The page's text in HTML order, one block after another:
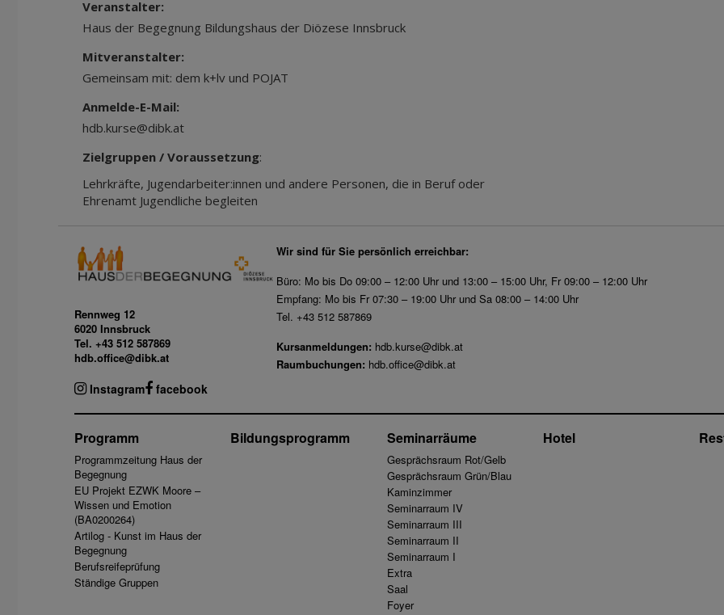
Veranstalter:
Haus der Begegnung Bildungshaus der Diözese Innsbruck
Mitveranstalter:
Gemeinsam mit: dem k+lv und POJAT
Anmelde-E-Mail:
hdb.kurse@dibk.at
Zielgruppen / Voraussetzung:
Lehrkräfte, Jugendarbeiter:innen und andere Personen, die in Beruf oder
Ehrenamt Jugendliche begleiten
Rennweg 12
6020 Innsbruck
Tel. +43 512 587869
hdb.office@dibk.at
Instagram facebook
Wir sind für Sie persönlich erreichbar:
Büro: Mo bis Do 09:00 – 12:00 Uhr und 13:00 – 15:00 Uhr, Fr 09:00 – 12:00 Uhr
Empfang: Mo bis Fr 07:30 – 19:00 Uhr und Sa 08:00 – 14:00 Uhr
Tel. +43 512 587869
Kursanmeldungen: hdb.kurse@dibk.at
Raumbuchungen: hdb.office@dibk.at
Programm
Programmzeitung Haus der
Begegnung
EU Projekt EZWK Moore –
Wissen und Emotion
(BA0200264)
Artilog - Kunst im Haus der
Begegnung
Berufsreifeprüfung
Ständige Gruppen
Bildungsprogramm Seminarräume
Gesprächsraum Rot/Gelb
Gesprächsraum Grün/Blau
Kaminzimmer
Seminarraum IV
Seminarraum III
Seminarraum II
Seminarraum I
Extra
Saal
Foyer
Hotel